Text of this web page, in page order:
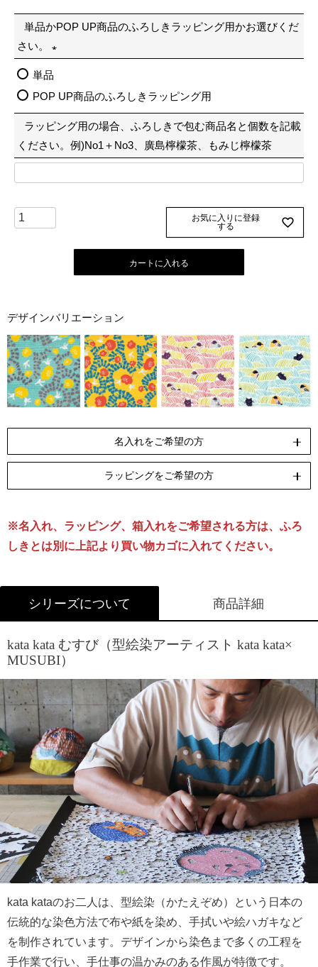
単品かPOP UP商品のふろしきラッピング用かお選びくだ
さい。
必
)
単品
POP UP商品のふろしきラッピング用
ラッピング用の場合、ふろしきで包む商品名と個数を記載
ください。例)No1＋No3、廣島檸檬茶、もみじ檸檬茶
お気に入りに登録
する
カートに入れる
デザインバリエーション
名入れをご希望の方
ラッピングをご希望の方
リボン包装
[無料]
のし包装
[無料]
箱Sサイズ
[有料]
※名入れ、ラッピング、箱入れをご希望される方は、ふろ
しきとは別に上記より買い物カゴに入れてください。
シリーズについて 商品詳細
kata kata むすび（型絵染アーティスト kata kata×
MUSUBI）
kata kataのお二人は、型絵染（かたえぞめ）という日本の
伝統的な染色方法で布や紙を染め、手拭いや絵ハガキなど
を制作されています。デザインから染色まで多くの工程を
手作業で行い、手仕事の温かみのある作風が特徴です。